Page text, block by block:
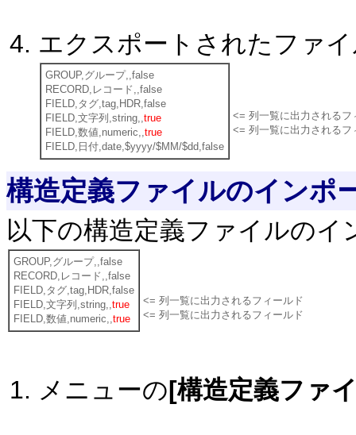
エクスポートされたファ
GROUP,グループ,,false
RECORD,レコード,,false
FIELD,タグ,tag,HDR,false
FIELD,文字列,string,,true
FIELD,数値,numeric,,true
FIELD,日付,date,$yyyy/$MM/$dd,false
<= 列一覧に出力されるフ
<= 列一覧に出力されるフ
構造定義ファイルのインポ
以下の構造定義ファイルの
GROUP,グループ,,false
RECORD,レコード,,false
FIELD,タグ,tag,HDR,false
FIELD,文字列,string,,true
FIELD,数値,numeric,,true
<= 列一覧に出力されるフィールド
<= 列一覧に出力されるフィールド
メニューの[構造定義ファ